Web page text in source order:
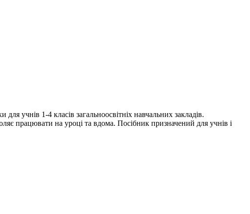
учнів 1-4 класів загальноосвітніх навчальних закладів.
працювати на уроці та вдома. Посібник призначений для учнів і